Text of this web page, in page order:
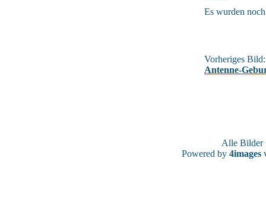
Es wurden
Vorheriges Bild:
Antenne-
Alle
Powered by 4images